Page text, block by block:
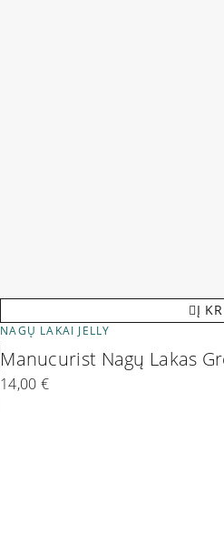
Į
NAGŲ LAKAI JELLY
Manucurist Nagų Lakas
14,00 €